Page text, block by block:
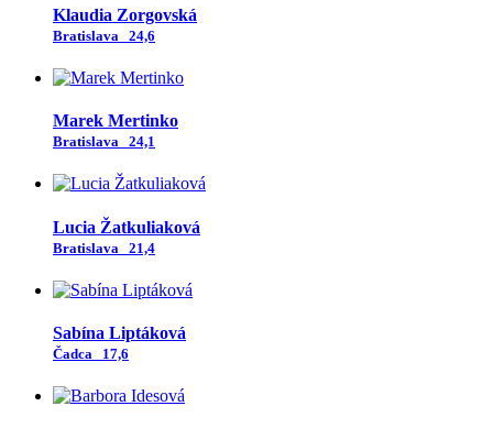
Klaudia Zorgovská
Bratislava 24,6
Marek Mertinko
Bratislava 24,1
Lucia Žatkuliaková
Bratislava 21,4
Sabína Liptáková
Čadca 17,6